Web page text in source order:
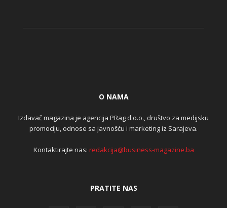
O NAMA
Izdavač magazina je agencija PRag d.o.o., društvo za medijsku
promociju, odnose sa javnošću i marketing iz Sarajeva.
Kontaktirajte nas: redakcija@business-magazine.ba
PRATITE NAS